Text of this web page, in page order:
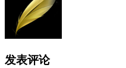
发表评论